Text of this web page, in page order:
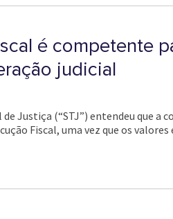
é competente
judicial
de Justiça (“STJ”) entendeu que
Fiscal, uma vez que os